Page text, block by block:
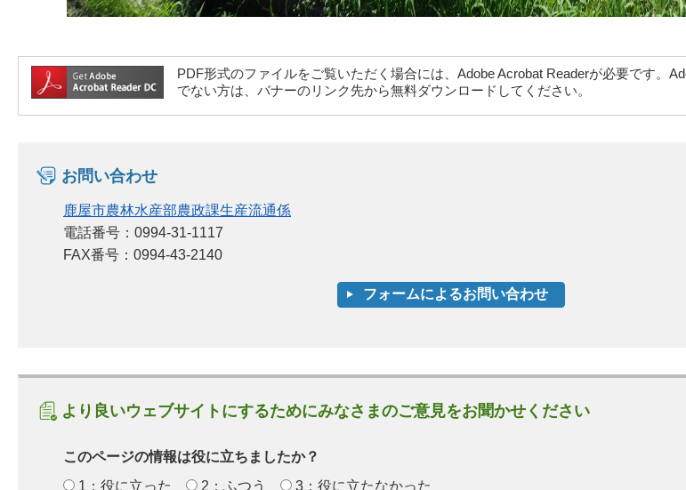
PDF形式のファイルをご覧いただく場合には、Adobe Acrobat Readerが必要です。
でない方は、バナーのリンク先から無料ダウンロードしてください。
お問い合わせ
鹿屋市農林水産部農政課生産流通係
電話番号：0994-31-1117
FAX番号：0994-43-2140
より良いウェブサイトにするためにみなさまのご意見をお聞かせください
このページの情報は役に立ちましたか？
1：役に立った
2：ふつう 3：役に立たなかった